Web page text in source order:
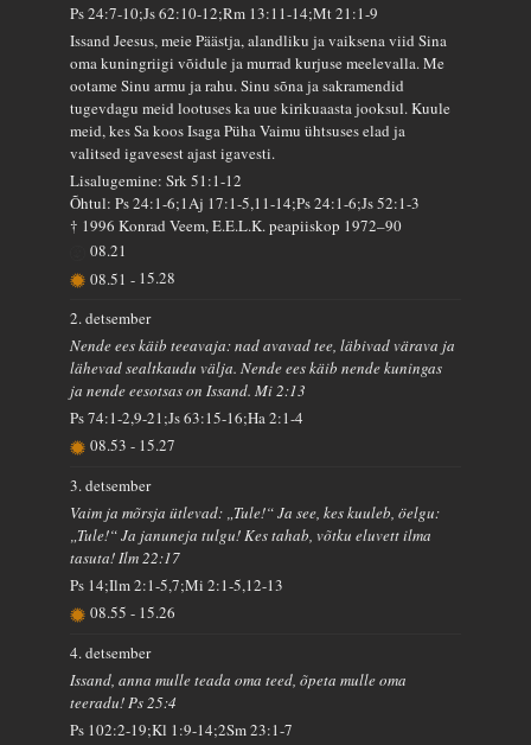
Ps 24:7-10;Js 62:10-12;Rm 13:11-14;Mt 21:1-9
Issand Jeesus, meie Päästja, alandliku ja vaiksena viid Sina
oma kuningriigi võidule ja murrad kurjuse meelevalla. Me
ootame Sinu armu ja rahu. Sinu sõna ja sakramendid
tugevdagu meid lootuses ka uue kirikuaasta jooksul. Kuule
meid, kes Sa koos Isaga Püha Vaimu ühtsuses elad ja
valitsed igavesest ajast igavesti.
Lisalugemine: Srk 51:1-12
Õhtul: Ps 24:1-6;1Aj 17:1-5,11-14;Ps 24:1-6;Js 52:1-3
† 1996 Konrad Veem, E.E.L.K. peapiiskop 1972–90
08.21
08.51- 15.28
2. detsember
Nende ees käib teeavaja: nad avavad tee, läbivad värava ja
lähevad sealtkaudu välja. Nende ees käib nende kuningas
ja nende eesotsas on Issand. Mi 2:13
Ps 74:1-2,9-21;Js 63:15-16;Ha 2:1-4
08.53- 15.27
3. detsember
Vaim ja mõrsja ütlevad: „Tule!“ Ja see, kes kuuleb, öelgu:
„Tule!“ Ja januneja tulgu! Kes tahab, võtku eluvett ilma
tasuta! Ilm 22:17
Ps 14;Ilm 2:1-5,7;Mi 2:1-5,12-13
08.55- 15.26
4. detsember
Issand, anna mulle teada oma teed, õpeta mulle oma
teeradu! Ps 25:4
Ps 102:2-19;Kl 1:9-14;2Sm 23:1-7